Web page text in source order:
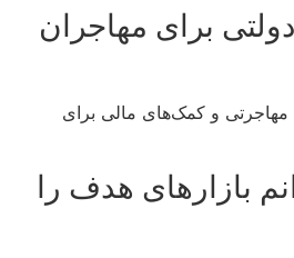
برای مهاجران
مهاجرتی و کمک‌های مالی برای
بازارهای هدف را